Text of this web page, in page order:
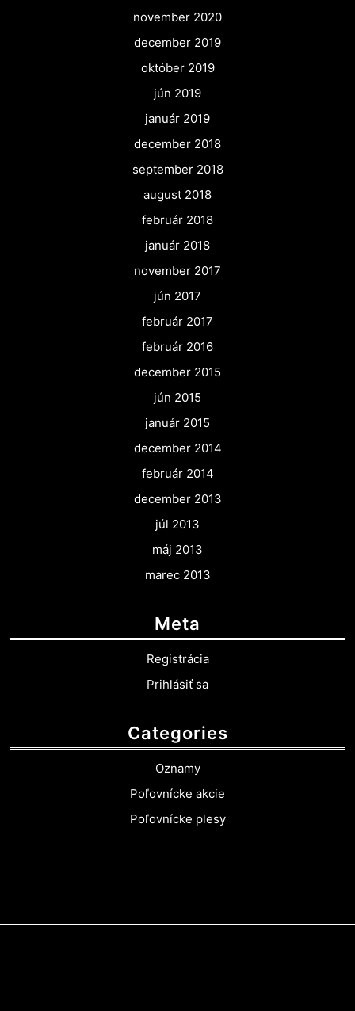
november 2020
december 2019
október 2019
jún 2019
január 2019
december 2018
september 2018
august 2018
február 2018
január 2018
november 2017
jún 2017
február 2017
február 2016
december 2015
jún 2015
január 2015
december 2014
február 2014
december 2013
júl 2013
máj 2013
marec 2013
Meta
Registrácia
Prihlásiť sa
Categories
Oznamy
Poľovnícke akcie
Poľovnícke plesy